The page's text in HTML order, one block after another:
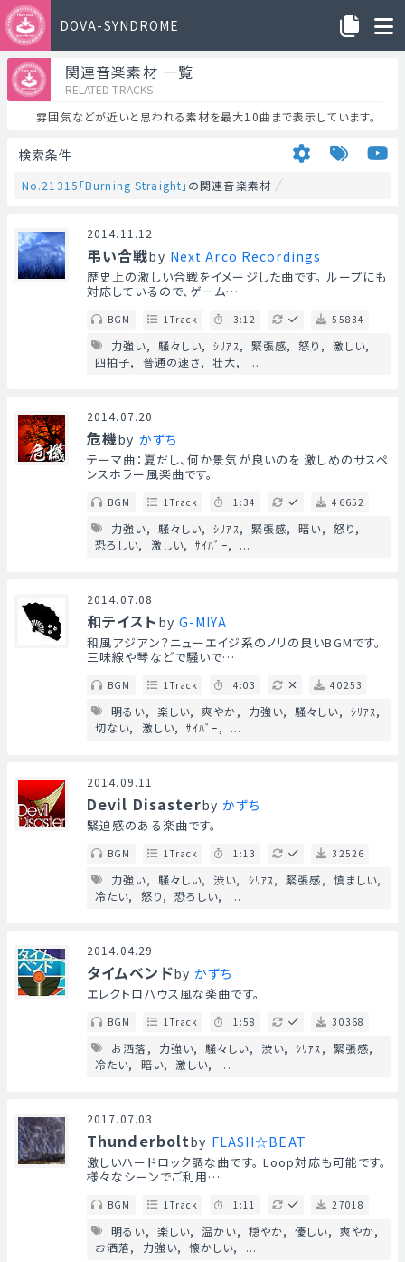
DOVA-SYNDROME
関連音楽素材 一覧
RELATED TRACKS
雰囲気などが近いと思われる素材を最大10曲まで表示しています。
検索条件
No.21315「Burning ​​Straight」 の関連音楽素材
2014.11.12
弔い合戦by Next Arco Recordings
歴史上の激しい合戦をイメージした曲です。 ループにも
対応しているので、ゲーム…
BGM 1Track 3:12 55834
力強い 騒々しい ｼﾘｱｽ 緊張感 怒り
激しい
四拍子
普通の速さ 壮大 ...
2014.07.20
危機by かずち
テーマ曲：夏だし、何か景気が良いのを 激しめのサスペ
ンスホラー風楽曲です。
BGM 1Track 1:34 46652
力強い 騒々しい ｼﾘｱｽ 緊張感 暗い
怒り
恐ろしい
激しい ｻｲﾊﾞｰ ...
2014.07.08
和テイスト by G-MIYA
和風アジアン？ニューエイジ系のノリの良いBGMです。
三味線や琴などで騒いで…
BGM 1Track 4:03 40253
明るい 楽しい 爽やか 力強い 騒々しい
ｼﾘｱｽ
切ない
激しい ｻｲﾊﾞｰ ...
2014.09.11
Devil Disasterby かずち
緊迫感のある楽曲です。
BGM 1Track 1:13 32526
力強い 騒々しい 渋い ｼﾘｱｽ 緊張感
慎ましい
冷たい
怒り 恐ろしい ...
2014.04.29
タイムベンドby かずち
エレクトロハウス風な楽曲です。
BGM 1Track 1:58 30368
お洒落 力強い 騒々しい 渋い ｼﾘｱｽ
緊張感
冷たい
暗い 激しい ...
2017.07.03
Thunderboltby FLASH☆BEAT
激しいハードロック調な曲です。 Loop対応も可能です。
様々なシーンでご利用…
BGM 1Track 1:11 27018
明るい 楽しい 温かい 穏やか 優しい
爽やか
お洒落
力強い 懐かしい ...